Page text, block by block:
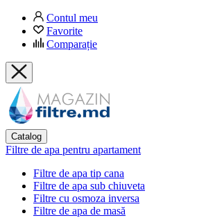
Contul meu
Favorite
Comparație
Catalog
Filtre de apa pentru apartament
Filtre de apa tip cana
Filtre de apa sub chiuveta
Filtre cu osmoza inversa
Filtre de apa de masă